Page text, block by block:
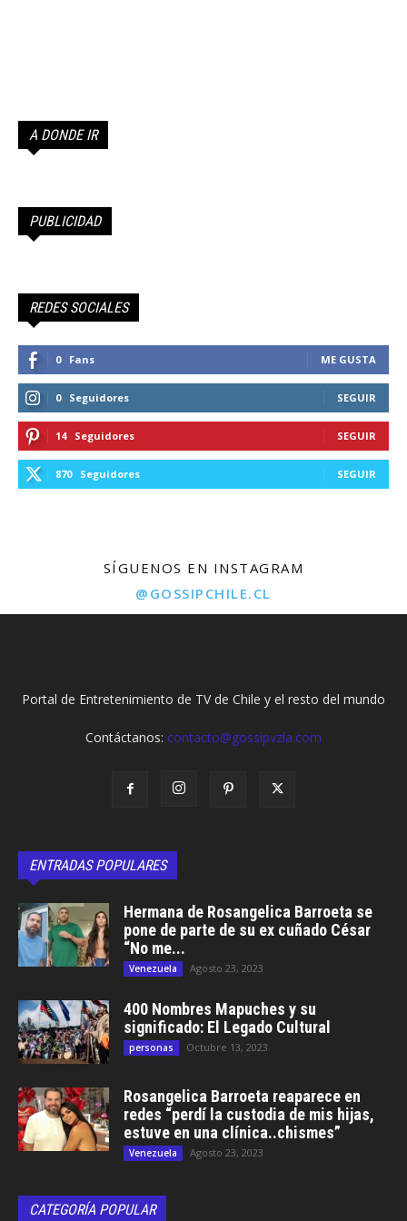
A DONDE IR
PUBLICIDAD
REDES SOCIALES
0 Fans ME GUSTA
0 Seguidores SEGUIR
14 Seguidores SEGUIR
870 Seguidores SEGUIR
SÍGUENOS EN INSTAGRAM
@GOSSIPCHILE.CL
Portal de Entretenimiento de TV de Chile y el resto del mundo
Contáctanos: contacto@gossipvzla.com
ENTRADAS POPULARES
Hermana de Rosangelica Barroeta se
pone de parte de su ex cuñado César
“No me...
Venezuela Agosto 23, 2023
400 Nombres Mapuches y su
significado: El Legado Cultural
personas Octubre 13, 2023
Rosangelica Barroeta reaparece en
redes “perdí la custodia de mis hijas,
estuve en una clínica..chismes”
Venezuela Agosto 23, 2023
CATEGORÍA POPULAR